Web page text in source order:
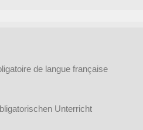
de langue française
Unterricht